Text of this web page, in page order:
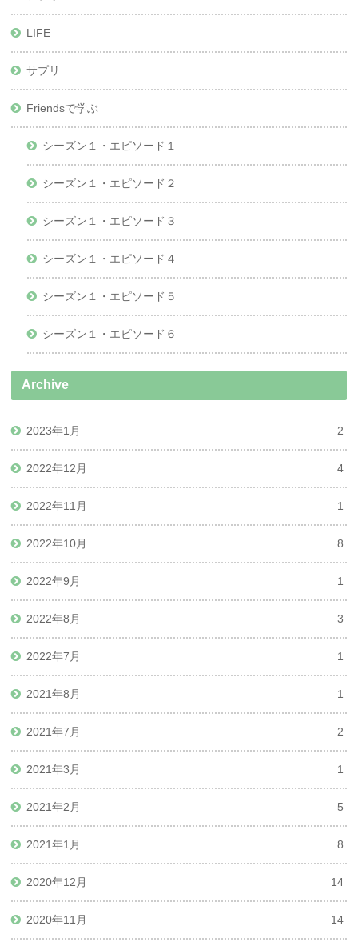
LIFE
サプリ
Friendsで学ぶ
シーズン１・エピソード１
シーズン１・エピソード２
シーズン１・エピソード３
シーズン１・エピソード４
シーズン１・エピソード５
シーズン１・エピソード６
Archive
2023年1月 2
2022年12月 4
2022年11月 1
2022年10月 8
2022年9月 1
2022年8月 3
2022年7月 1
2021年8月 1
2021年7月 2
2021年3月 1
2021年2月 5
2021年1月 8
2020年12月 14
2020年11月 14